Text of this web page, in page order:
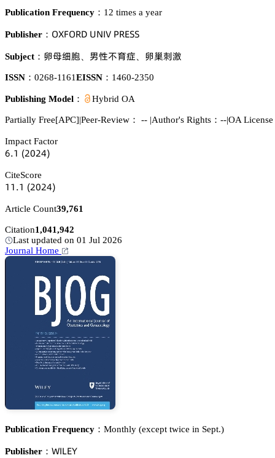
Publication Frequency： 12 times a year
Publisher： 鵣雼彦鵣葤枀 侶沟喊妯 鵝葤乊偌偌
Subject： 骟䨳㯦躥 蹼焬埯猇蓖 骟烡汿匷
ISSN： 0268-1161EISSN： 1460-2350
Publishing Model： Hybrid OA
Partially Free[APC]|Peer-Review： -- |Author's Rights：--|OA
Impact Factor
炆.声 (缗蔡缗鋺)
CiteScore
声声.声 (缗蔡缗鋺)
Article Count39,761
Citation1,041,942
Last updated on 01 Jul 2026
Journal Home
Publication Frequency： Monthly (except twice in Sept.)
Publisher： 遙喊欄乊巨